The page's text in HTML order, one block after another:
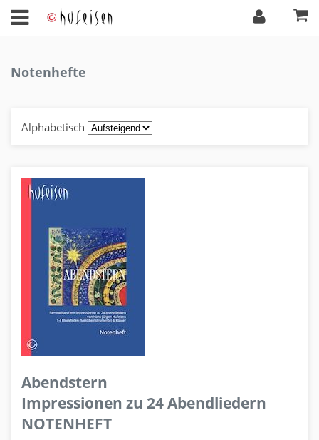
Notenhefte
Alphabetisch
Abendstern
Impressionen zu 24 Abendliedern
NOTENHEFT